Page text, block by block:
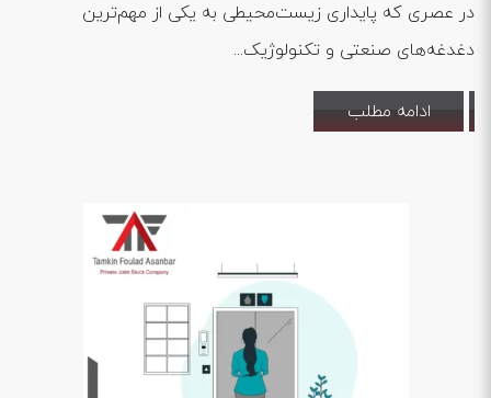
در عصری که پایداری زیست‌محیطی به یکی از مهم‌ترین
دغدغه‌های صنعتی و تکنولوژیک...
ادامه مطلب